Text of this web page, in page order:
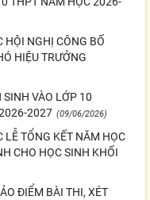
HỘI NGHỊ CÔNG BỐ
HIỆU TRƯỞNG
SINH VÀO LỚP 10
2027 (09/06/2026)
LỄ TỔNG KẾT NĂM HỌC
CHO HỌC SINH KHỐI
ĐIỂM BÀI THI, XÉT